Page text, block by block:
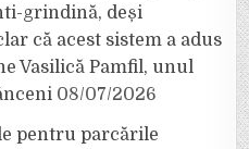
grindină, deși
că acest sistem a adus
Vasilică Pamfil, unul
08/07/2026
pentru parcările